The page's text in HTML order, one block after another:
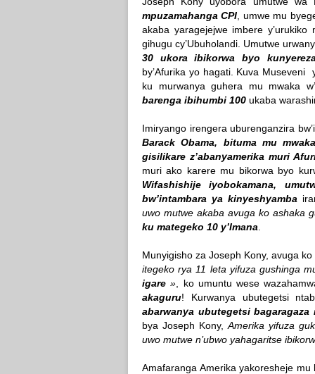
mpuzamahanga CPI , umwe mu
akaba yaragejejwe imbere
gihugu cy’Ubuholandi. Umutwe
30 ukora ibikorwa byo
by’Afurika yo hagati. Kuva
ku murwanya guhera mu mwaka
barenga ibihumbi 100 ukaba
Imiryango irengera uburenganzira
Barack Obama, bituma mu
gisilikare z’abanyamerika muri
muri ako karere mu bikorwa byo
Wifashishije iyobokamana,
bw’intambara ya kinyeshyamba
uwo mutwe akaba avuga ko ashaka
ku mategeko 10 y’Imana
Munyigisho za Joseph Kony, avuga
itegeko rya 11 leta yifuza gushinga
igare» , ko umuntu wese
akaguru! Kurwanya ubutegetsi
abarwanya ubutegetsi
bya Joseph Kony,Amerika yifuza
uwo mutwe n’ubwo yahagaritse
Amafaranga Amerika yakoresheje